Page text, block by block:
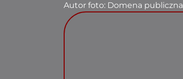
Autor foto: Domena publiczna